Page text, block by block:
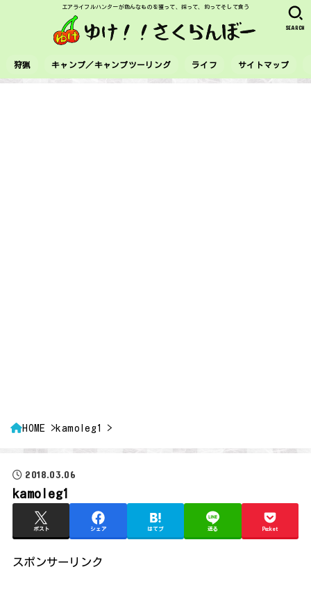
エアライフルハンターが色んなものを獲って、採って、釣ってそして食う
狩猟 キャンプ／キャンプツーリング ライフ サイトマップ
SEARCH
HOME kamoleg1
2018.03.06
kamoleg1
ポスト シェア はてブ 送る Pocket
スポンサーリンク